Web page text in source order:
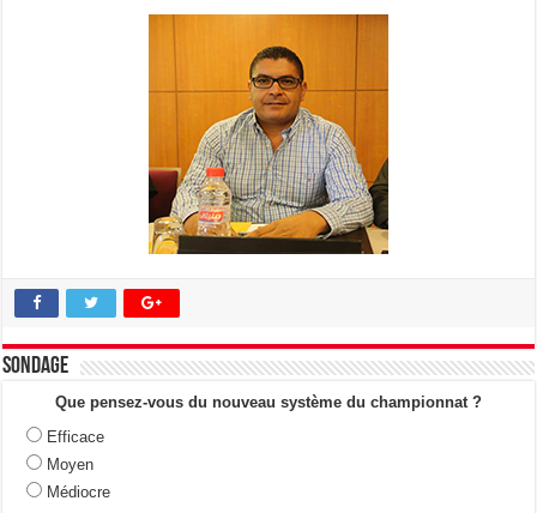
Sondage
Que pensez-vous du nouveau système du championnat ?
Efficace
Moyen
Médiocre